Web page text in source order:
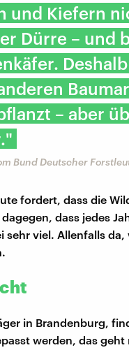
und Kiefern
Dürre – und
– aber
Bund Deutscher
fordert, dass die
dass jedes
sehr viel. Allenfalls
in Brandenburg,
werden, das